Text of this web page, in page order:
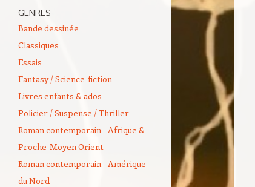
GENRES
Bande dessinée
Classiques
Essais
Fantasy / Science-fiction
Livres enfants & ados
Policier / Suspense / Thriller
Roman contemporain – Afrique &
Proche-Moyen Orient
Roman contemporain – Amérique
du Nord